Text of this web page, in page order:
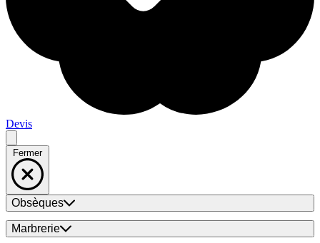
Devis
Fermer
Obsèques
Marbrerie